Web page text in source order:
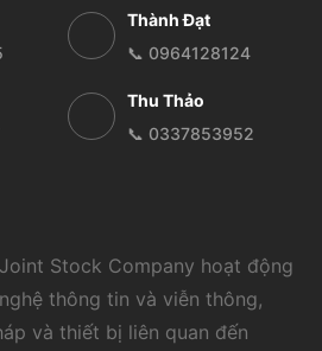
Thành Đạt
📞 0964128124
Thu Thảo
📞 0337853952
Stock Company hoạt động
thông tin và viễn thông,
và thiết bị liên quan đến